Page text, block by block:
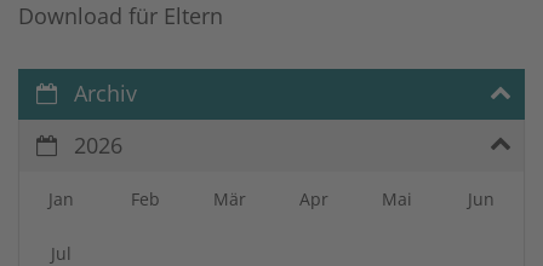
Download für Eltern
Archiv
2026
Jan Feb Mär Apr Mai Jun
Jul